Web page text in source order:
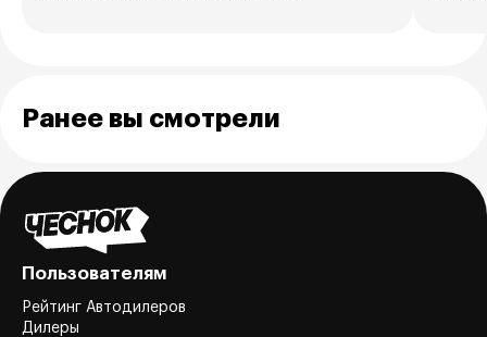
Ранее вы смотрели
Пользователям
Рейтинг Автодилеров
Дилеры